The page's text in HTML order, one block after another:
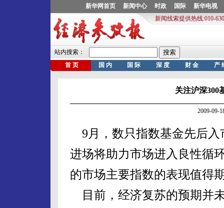
关注沪深300
2009-09-
9月，数只指数基金先后入
进场将助力市场进入良性循
的市场主要指数的表现值得
目前，经济复苏的预期并